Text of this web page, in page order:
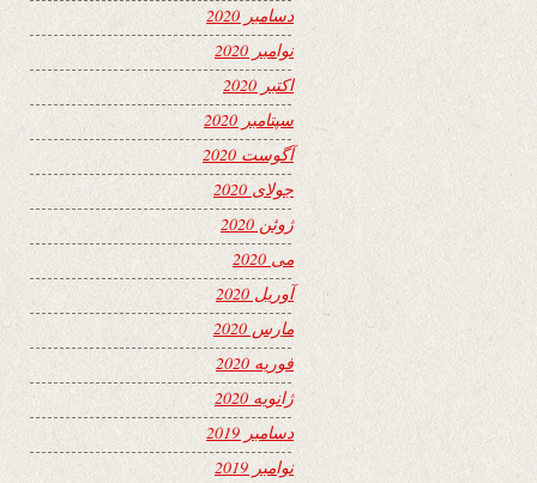
دسامبر 2020
نوامبر 2020
اکتبر 2020
سپتامبر 2020
آگوست 2020
جولای 2020
ژوئن 2020
می 2020
آوریل 2020
مارس 2020
فوریه 2020
ژانویه 2020
دسامبر 2019
نوامبر 2019